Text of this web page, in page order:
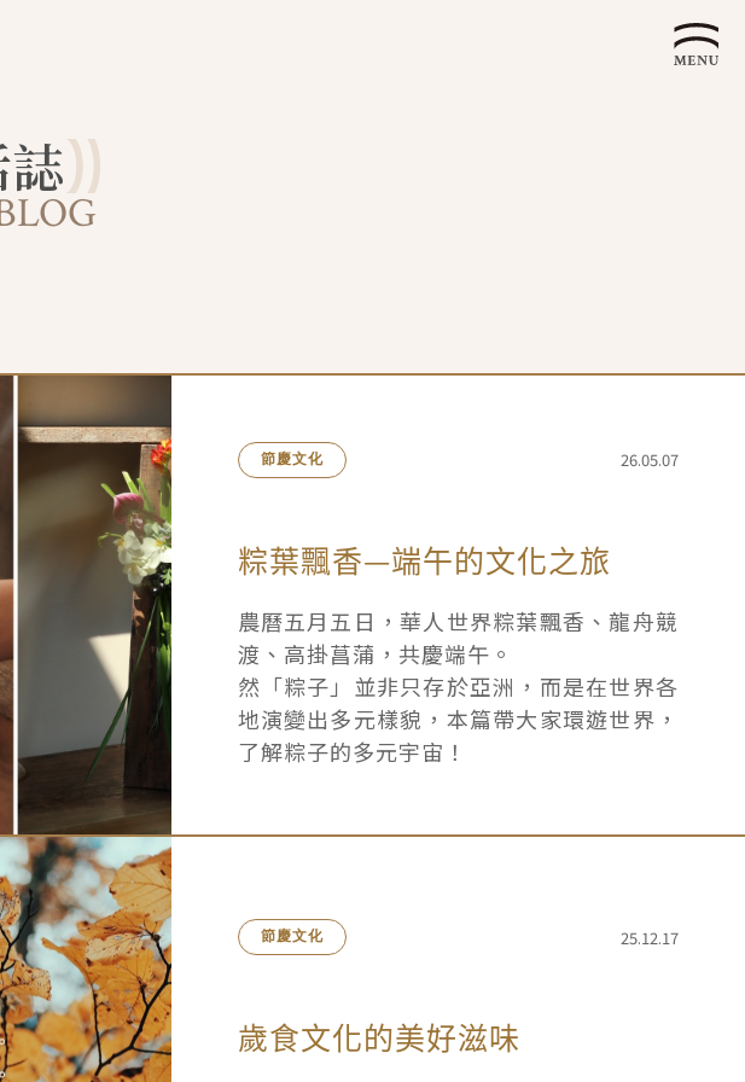
節慶文化 26.05.07
粽葉飄香—端午的文化之旅
農曆五月五日，華人世界粽葉飄香、龍舟競
渡、高掛菖蒲，共慶端午。
然「粽子」並非只存於亞洲，而是在世界各
地演變出多元樣貌，本篇帶大家環遊世界，
了解粽子的多元宇宙！
節慶文化 25.12.17
歲食文化的美好滋味